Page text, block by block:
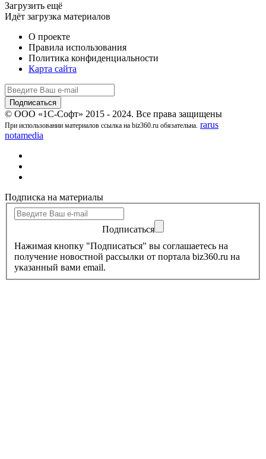
Загрузить ещё
Идёт загрузка материалов
О проекте
Правила использования
Политика конфиденциальности
Карта сайта
© ООО «1С-Софт» 2015 - 2024. Все права защищены
При использовании материалов ссылка на biz360.ru обязательна. rarus
notamedia
Подписка на материалы
Подписаться
Нажимая кнопку "Подписаться" вы соглашаетесь на
получение новостной рассылки от портала biz360.ru на
указанный вами email.